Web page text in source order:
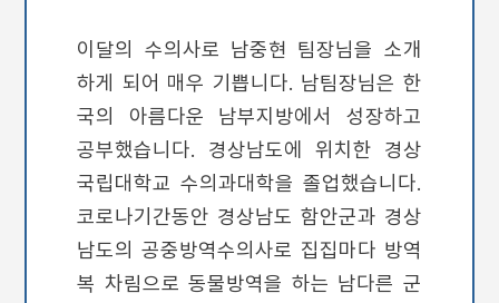
이달의 수의사로 남중현 팀장님을 소개
하게 되어 매우 기쁩니다. 남팀장님은 한
국의 아름다운 남부지방에서 성장하고
공부했습니다. 경상남도에 위치한 경상
국립대학교 수의과대학을 졸업했습니다.
코로나기간동안 경상남도 함안군과 경상
남도의 공중방역수의사로 집집마다 방역
복 차림으로 동물방역을 하는 남다른 군